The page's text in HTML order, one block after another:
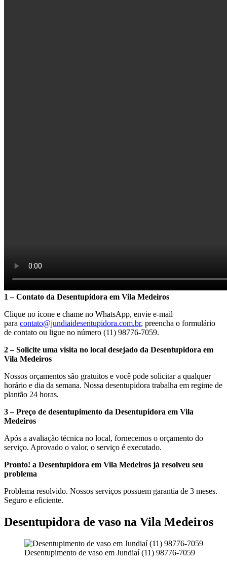
1 – Contato da Desentupidora em Vila Medeiros
Clique no ícone e chame no WhatsApp, envie e-mail
para contato@jundiaidesentupidora.com.br, preencha o formulário
de contato ou ligue no número (11) 98776-7059.
2 – Solicite uma visita no local desejado da Desentupidora em
Vila Medeiros
Nossos orçamentos são gratuitos e você pode solicitar a qualquer
horário e dia da semana. Nossa desentupidora trabalha em regime de
plantão 24 horas.
3 – Preço de desentupimento da Desentupidora em Vila
Medeiros
Após a avaliação técnica no local, fornecemos o orçamento do
serviço. Aprovado o valor, o serviço é executado.
Pronto! a Desentupidora em Vila Medeiros já resolveu seu
problema
Problema resolvido. Nossos serviços possuem garantia de 3 meses.
Seguro e eficiente.
Desentupidora de vaso na Vila Medeiros
Desentupimento de vaso em Jundiaí (11) 98776-7059